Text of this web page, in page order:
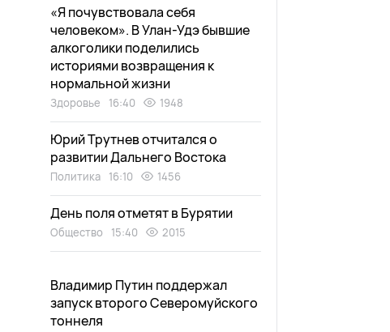
«Я почувствовала себя
человеком». В Улан-Удэ бывшие
алкоголики поделились
историями возвращения к
нормальной жизни
Здоровье 16:40 1948
Юрий Трутнев отчитался о
развитии Дальнего Востока
Политика 16:10 1456
День поля отметят в Бурятии
Общество 15:40 2015
Владимир Путин поддержал
запуск второго Северомуйского
тоннеля